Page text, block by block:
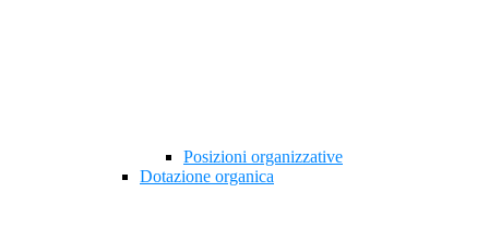
Posizioni organizzative
Dotazione organica